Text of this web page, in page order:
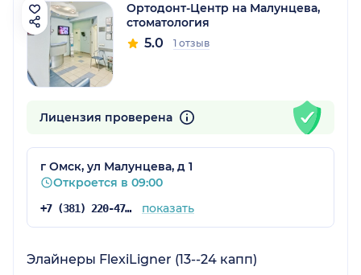
Ортодонт-Центр на Малунцева,
стоматология
5.0 1 отзыв
Лицензия проверена
г Омск, ул Малунцева, д 1
Откроется в 09:00
+7 (381) 220-47-18 показать
Элайнеры FlexiLigner (13--24 капп)